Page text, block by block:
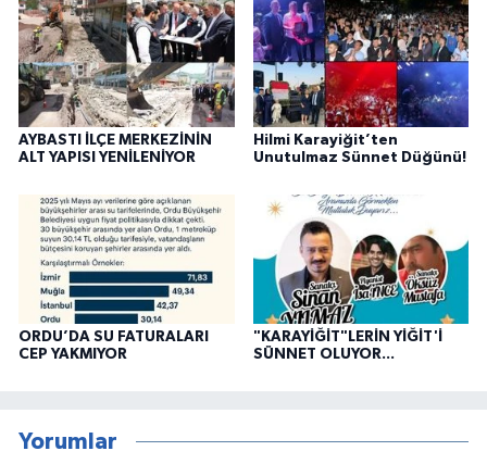
AYBASTI İLÇE MERKEZİNİN
ALT YAPISI YENİLENİYOR
Hilmi Karayiğit’ten
Unutulmaz Sünnet Düğünü!
ORDU’DA SU FATURALARI
CEP YAKMIYOR
"KARAYİĞİT"LERİN YİĞİT'İ
SÜNNET OLUYOR...
Yorumlar